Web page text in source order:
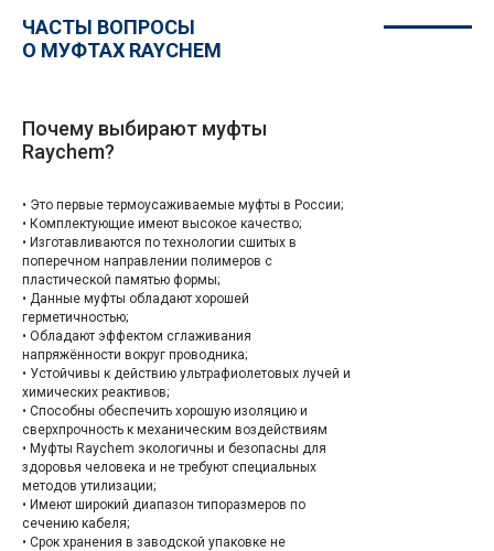
ЧАСТЫ ВОПРОСЫ
О МУФТАХ RAYCHEM
• Это первые термоусаживаемые муфты в России;
• Комплектующие имеют высокое качество;
• Изготавливаются по технологии сшитых в
поперечном направлении полимеров с
пластической памятью формы;
• Данные муфты обладают хорошей
герметичностью;
• Обладают эффектом сглаживания
напряжённости вокруг проводника;
• Устойчивы к действию ультрафиолетовых лучей и
химических реактивов;
• Способны обеспечить хорошую изоляцию и
сверхпрочность к механическим воздействиям
• Муфты Raychem экологичны и безопасны для
здоровья человека и не требуют специальных
методов утилизации;
• Имеют широкий диапазон типоразмеров по
сечению кабеля;
• Срок хранения в заводской упаковке не
Почему выбирают муфты
Raychem?